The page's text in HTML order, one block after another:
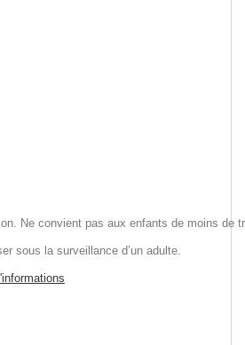
Ne convient pas aux enfants de
sous la surveillance d’un